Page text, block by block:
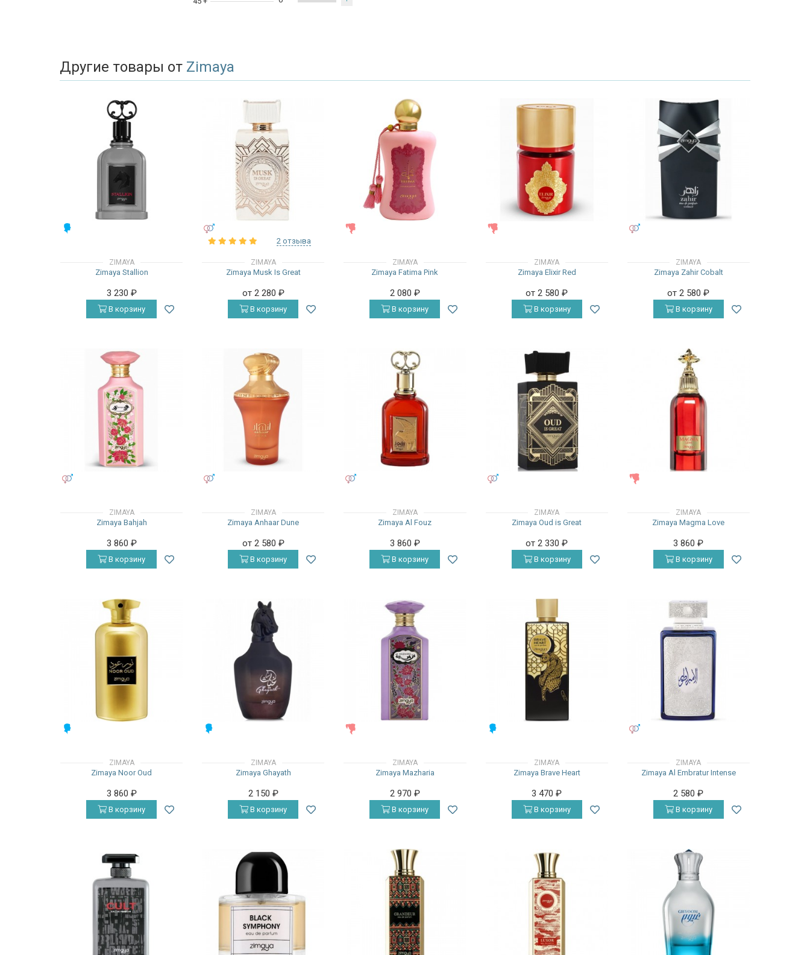
Другие товары от Zimaya
ZIMAYA
Zimaya Stallion
3 230 ₽
В корзину
2 отзыва
ZIMAYA
Zimaya Musk Is Great
от 2 280 ₽
В корзину
ZIMAYA
Zimaya Fatima Pink
2 080 ₽
В корзину
ZIMAYA
Zimaya Elixir Red
от 2 580₽
В корзину
ZIMAYA
Zimaya Zahir Cobalt
от 2 580₽
В корзину
ZIMAYA
Zimaya Bahjah
3 860 ₽
В корзину
ZIMAYA
Zimaya Anhaar Dune
от 2 580 ₽
В корзину
ZIMAYA
Zimaya Al Fouz
3 860 ₽
В корзину
ZIMAYA
Zimaya Oud is Great
от 2 330₽
В корзину
ZIMAYA
Zimaya Magma Love
3 860₽
В корзину
ZIMAYA
Zimaya Noor Oud
3 860 ₽
В корзину
ZIMAYA
Zimaya Ghayath
2 150 ₽
В корзину
ZIMAYA
Zimaya Mazharia
2 970 ₽
В корзину
ZIMAYA
Zimaya Brave Heart
3 470₽
В корзину
ZIMAYA
Zimaya Al Embratur Intense
2 580₽
В корзину